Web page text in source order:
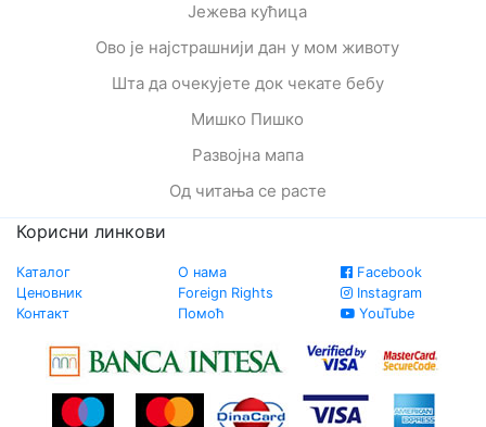
Јежева кућица
Ово је најстрашнији дан у мом животу
Шта да очекујете док чекате бебу
Мишко Пишко
Развојна мапа
Од читања се расте
Корисни линкови
Каталог
Ценовник
Контакт
О нама
Foreign Rights
Помоћ
Facebook
Instagram
YouTube